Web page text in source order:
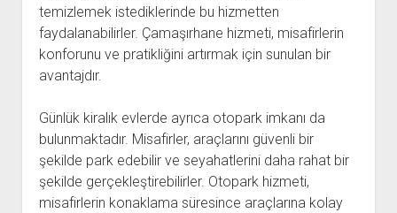
temizlemek istediklerinde bu hizmetten
faydalanabilirler. Çamaşırhane hizmeti, misafirlerin
konforunu ve pratikliğini artırmak için sunulan bir
avantajdır.
Günlük kiralık evlerde ayrıca otopark imkanı da
bulunmaktadır. Misafirler, araçlarını güvenli bir
şekilde park edebilir ve seyahatlerini daha rahat bir
şekilde gerçekleştirebilirler. Otopark hizmeti,
misafirlerin konaklama süresince araçlarına kolay